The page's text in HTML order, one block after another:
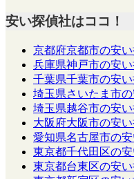
安い探偵社はココ！
京都府京都市の安
兵庫県神戸市の安
千葉県千葉市の安
埼玉県さいたま市
埼玉県越谷市の安
大阪府大阪市の安
愛知県名古屋市の
東京都千代田区の
東京都台東区の安